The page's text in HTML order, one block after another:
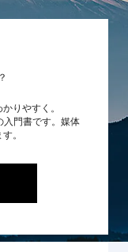
りやすく。
入門書です。媒体
。